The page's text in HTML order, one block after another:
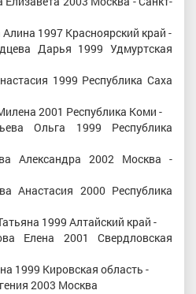
1997 Красноярский край -
Дарья 1999 Удмуртская
1999 Республика Саха
2001 Республика Коми -
Ольга 1999 Республика
Александра 2002 Москва -
Анастасия 2000 Республика
1999 Алтайский край -
Елена 2001 Свердловская
1999 Кировская область -
2003 Москва